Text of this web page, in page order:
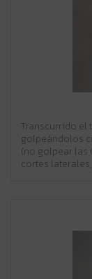
Transcurrido el
golpeándolos
(no golpear las
cortes